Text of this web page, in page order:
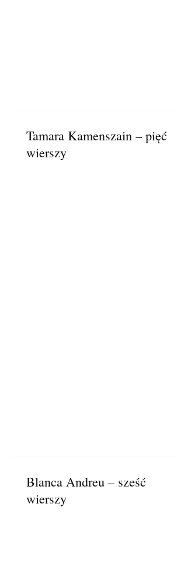
Tamara Kamenszain – pięć
wierszy
Blanca Andreu – sześć
wierszy